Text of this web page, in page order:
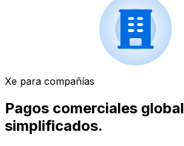
Xe para compañías
Pagos comerciales
simplificados.